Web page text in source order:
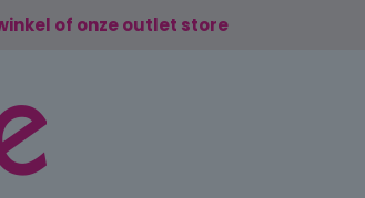
of onze outlet store